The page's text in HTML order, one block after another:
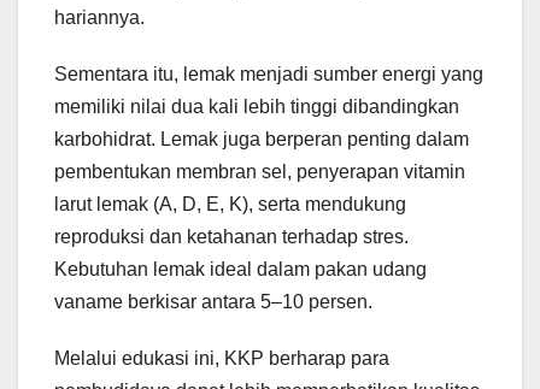
hariannya.
Sementara itu, lemak menjadi sumber energi yang
memiliki nilai dua kali lebih tinggi dibandingkan
karbohidrat. Lemak juga berperan penting dalam
pembentukan membran sel, penyerapan vitamin
larut lemak (A, D, E, K), serta mendukung
reproduksi dan ketahanan terhadap stres.
Kebutuhan lemak ideal dalam pakan udang
vaname berkisar antara 5–10 persen.
Melalui edukasi ini, KKP berharap para